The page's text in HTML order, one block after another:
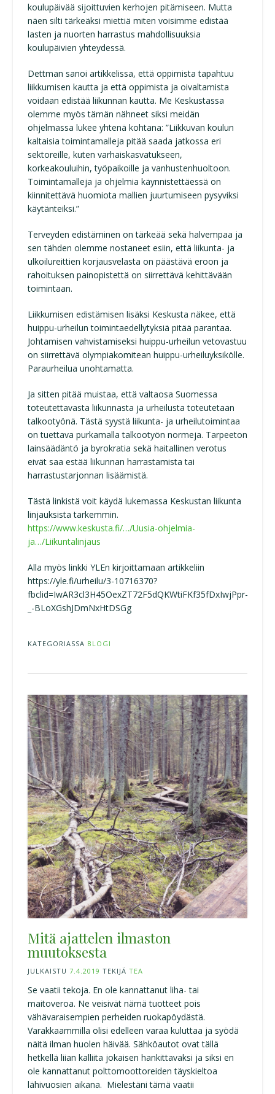
koulupäivää sijoittuvien kerhojen pitämiseen. Mutta
näen silti tärkeäksi miettiä miten voisimme edistää
lasten ja nuorten harrastus mahdollisuuksia
koulupäivien yhteydessä.
Dettman sanoi artikkelissa, että oppimista tapahtuu
liikkumisen kautta ja että oppimista ja oivaltamista
voidaan edistää liikunnan kautta. Me Keskustassa
olemme myös tämän nähneet siksi meidän
ohjelmassa lukee yhtenä kohtana: ”Liikkuvan koulun
kaltaisia toimintamalleja pitää saada jatkossa eri
sektoreille, kuten varhaiskasvatukseen,
korkeakouluihin, työpaikoille ja vanhustenhuoltoon.
Toimintamalleja ja ohjelmia käynnistettäessä on
kiinnitettävä huomiota mallien juurtumiseen pysyviksi
käytänteiksi.”
Terveyden edistäminen on tärkeää sekä halvempaa ja
sen tähden olemme nostaneet esiin, että liikunta- ja
ulkoilureittien korjausvelasta on päästävä eroon ja
rahoituksen painopistettä on siirrettävä kehittävään
toimintaan.
Liikkumisen edistämisen lisäksi Keskusta näkee, että
huippu-urheilun toimintaedellytyksiä pitää parantaa.
Johtamisen vahvistamiseksi huippu-urheilun vetovastuu
on siirrettävä olympiakomitean huippu-urheiluyksikölle.
Paraurheilua unohtamatta.
Ja sitten pitää muistaa, että valtaosa Suomessa
toteutettavasta liikunnasta ja urheilusta toteutetaan
talkootyönä. Tästä syystä liikunta- ja urheilutoimintaa
on tuettava purkamalla talkootyön normeja. Tarpeeton
lainsäädäntö ja byrokratia sekä haitallinen verotus
eivät saa estää liikunnan harrastamista tai
harrastustarjonnan lisäämistä.
Tästä linkistä voit käydä lukemassa Keskustan liikunta
linjauksista tarkemmin.
https://www.keskusta.fi/…/Uusia-ohjelmia-
ja…/Liikuntalinjaus
Alla myös linkki YLEn kirjoittamaan artikkeliin
https://yle.fi/urheilu/3-10716370?
fbclid=IwAR3cl3H45OexZT72F5dQKWtiFKf35fDxIwjPpr-
_-BLoXGshJDmNxHtDSGg
KATEGORIASSA BLOGI
Mitä ajattelen ilmaston
muutoksesta
JULKAISTU 7.4.2019 TEKIJÄ TEA
Se vaatii tekoja. En ole kannattanut liha- tai
maitoveroa. Ne veisivät nämä tuotteet pois
vähävaraisempien perheiden ruokapöydästä.
Varakkaammilla olisi edelleen varaa kuluttaa ja syödä
näitä ilman huolen häivää. Sähköautot ovat tällä
hetkellä liian kalliita jokaisen hankittavaksi ja siksi en
ole kannattanut polttomoottoreiden täyskieltoa
lähivuosien aikana. Mielestäni tämä vaatii